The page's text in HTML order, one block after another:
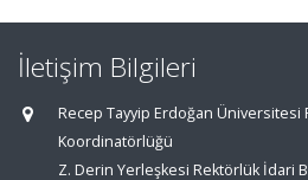
İletişim Bilgileri
Recep Tayyip Erdoğan Üniversitesi
Koordinatörlüğü
Z. Derin Yerleşkesi Rektörlük İdari